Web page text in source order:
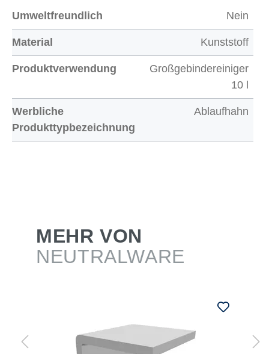
Umweltfreundlich Nein
Material Kunststoff
Produktverwendung
Großgebindereiniger
10 l
Werbliche
Produkttypbezeichnung
Ablaufhahn
MEHR VON
NEUTRALWARE